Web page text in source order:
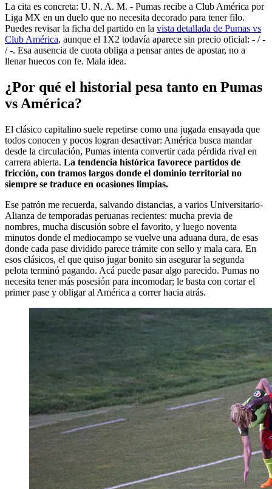
La cita es concreta: U. N. A. M. - Pumas recibe a Club América por
Liga MX en un duelo que no necesita decorado para tener filo.
Puedes revisar la ficha del partido en la vista detallada de Pumas vs
Club América, aunque el 1X2 todavía aparece sin precio oficial: - / -
/ -. Esa ausencia de cuota obliga a pensar antes de apostar, no a
llenar huecos con fe. Mala idea.
¿Por qué el historial pesa tanto en Pumas
vs América?
El clásico capitalino suele repetirse como una jugada ensayada que
todos conocen y pocos logran desactivar: América busca mandar
desde la circulación, Pumas intenta convertir cada pérdida rival en
carrera abierta. La tendencia histórica favorece partidos de
fricción, con tramos largos donde el dominio territorial no
siempre se traduce en ocasiones limpias.
Ese patrón me recuerda, salvando distancias, a varios Universitario-
Alianza de temporadas peruanas recientes: mucha previa de
nombres, mucha discusión sobre el favorito, y luego noventa
minutos donde el mediocampo se vuelve una aduana dura, de esas
donde cada pase dividido parece trámite con sello y mala cara. En
esos clásicos, el que quiso jugar bonito sin asegurar la segunda
pelota terminó pagando. Acá puede pasar algo parecido. Pumas no
necesita tener más posesión para incomodar; le basta con cortar el
primer pase y obligar al América a correr hacia atrás.